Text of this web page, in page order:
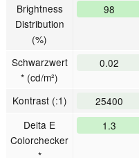
Brightness
Distribution
(%)
98
Schwarzwert
* (cd/m²)
0.02
Kontrast (:1) 25400
Delta E
Colorchecker
*
1.3